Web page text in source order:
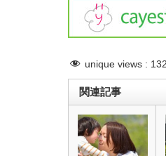
unique views : 132
関連記事